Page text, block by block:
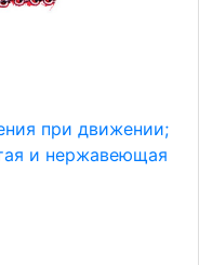
при движении;
и нержавеющая